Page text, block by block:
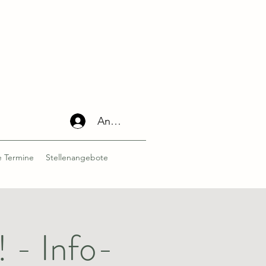
Anmelden
Termine Stellenangebote
- Info-